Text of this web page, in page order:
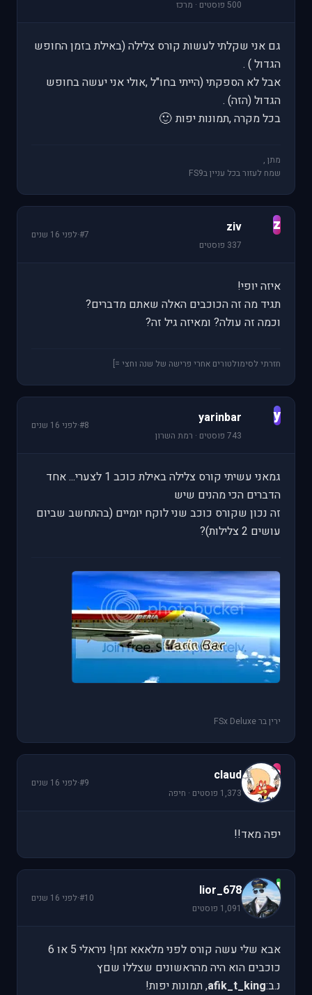
500 פוסטים · מרכז
גם אני שקלתי לעשות קורס צלילה (באילת בזמן החופש
הגדול ) .
אבל לא הספקתי (הייתי בחו"ל ,אולי אני יעשה בחופש
הגדול (הזה) .
בכל מקרה ,תמונות יפות 🙂
מתן ,
שמח לעזור בכל עניין בFS9
z
ziv
337 פוסטים
#7
·לפני 16 שנים
איזה יופי!
תגיד מה זה הכוכבים האלה שאתם מדברים?
וכמה זה עולה? ומאיזה גיל זה?
חזרתי לסימולטורים אחרי פרישה של שנה וחצי =]
y
yarinbar
743 פוסטים · רמת השרון
#8
·לפני 16 שנים
גמאני עשיתי קורס צלילה באילת כוכב 1 לצערי... אחד
הדברים הכי מהנים שיש
זה נכון שקורס כוכב שני לוקח יומיים (בהתחשב שביום
עושים 2 צלילות)?
ירין בר FSx Deluxe
c
claud
1,373 פוסטים · חיפה
#9
·לפני 16 שנים
יפה מאד!!
l
lior_678
1,091 פוסטים
#10
·לפני 16 שנים
אבא שלי עשה קורס לפני מלאאא זמן! ניראלי 5 או 6
כוכבים הוא היה מהראשונים שצללו שםץ
נ.ב:afik_t_king, תמונות יפות!